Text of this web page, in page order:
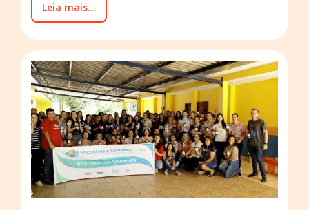
Leia mais...